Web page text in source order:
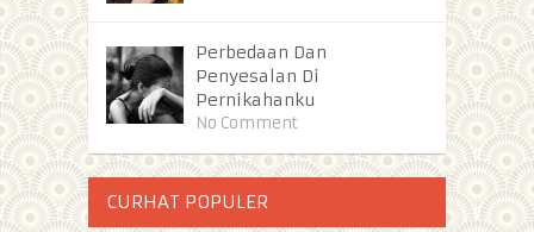
Perbedaan Dan
Penyesalan Di
Pernikahanku
No Comment
CURHAT POPULER